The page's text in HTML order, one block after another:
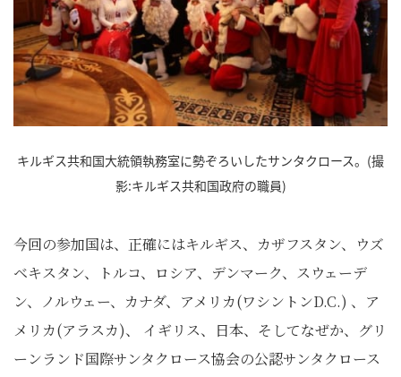
キルギス共和国大統領執務室に勢ぞろいしたサンタクロース。(撮
影:キルギス共和国政府の職員)
今回の参加国は、正確にはキルギス、カザフスタン、ウズ
ベキスタン、トルコ、ロシア、デンマーク、スウェーデ
ン、ノルウェー、カナダ、アメリカ(ワシントンD.C.) 、ア
メリカ(アラスカ)、 イギリス、日本、そしてなぜか、グリ
ーンランド国際サンタクロース協会の公認サンタクロース